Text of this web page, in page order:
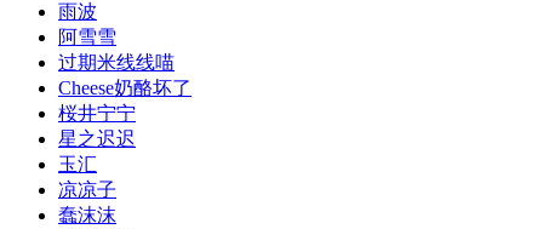
雨波
阿雪雪
过期米线线喵
Cheese奶酪坏了
桜井宁宁
星之迟迟
玉汇
凉凉子
蠢沫沫